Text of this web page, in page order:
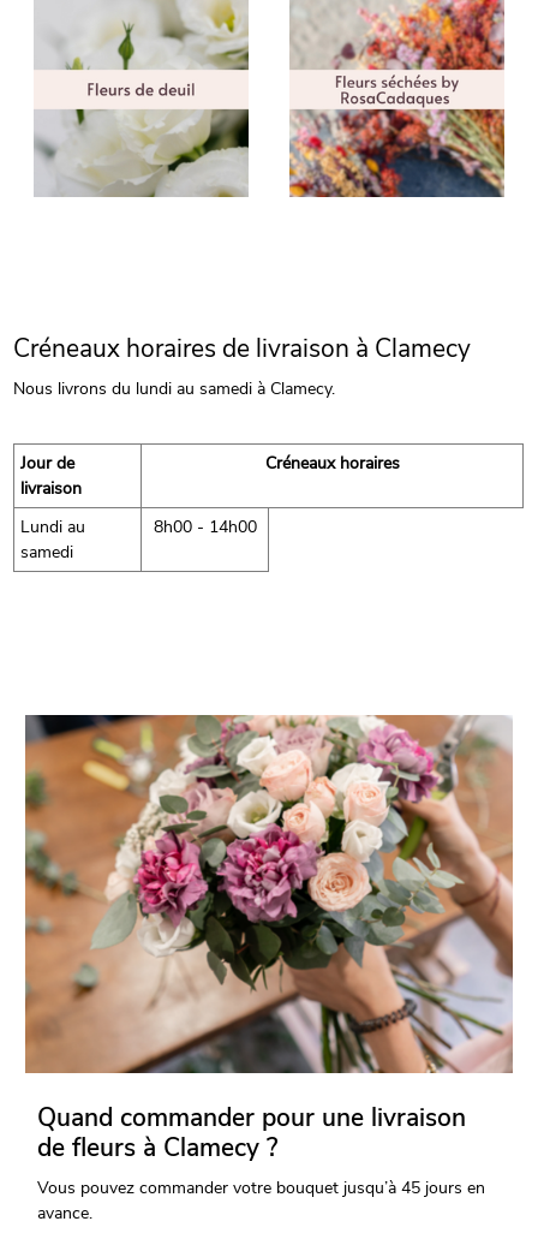
Créneaux horaires de livraison à Clamecy
Nous livrons du lundi au samedi à Clamecy.
Jour de
livraison
Créneaux horaires
Lundi au
samedi
8h00 - 14h00
Quand commander pour une livraison
de fleurs à Clamecy ?
Vous pouvez commander votre bouquet jusqu’à 45 jours en
avance.